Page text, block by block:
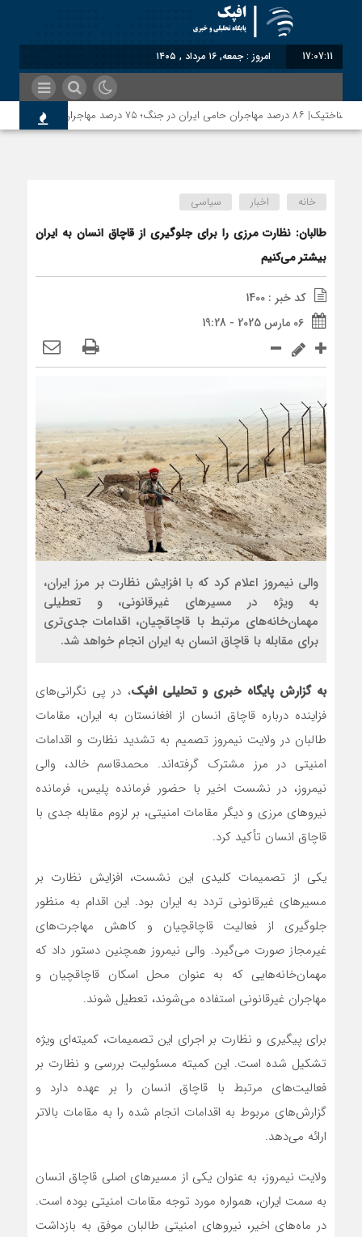
17:07:12 امروز : جمعه, ۱۶ مرداد , ۱۴۰۵
شناختیک| ۸۶ درصد مهاجران حامی ایران در جنگ؛ ۷۵ درصد مهاجران دولت چهاردهم را خیرخواه خود نمی‌دانند
خانه اخبار سیاسی
طالبان: نظارت مرزی را برای جلوگیری از قاچاق انسان به ایران
بیشتر می‌کنیم
کد خبر : 1400
06 مارس 2025 - 19:28
والی نیمروز اعلام کرد که با افزایش نظارت بر مرز ایران،
به ویژه در مسیرهای غیرقانونی، و تعطیلی
مهمان‌خانه‌های مرتبط با قاچاقچیان، اقدامات جدی‌تری
برای مقابله با قاچاق انسان به ایران انجام خواهد شد.
به گزارش پایگاه خبری و تحلیلی افپک، در پی نگرانی‌های
فزاینده درباره قاچاق انسان از افغانستان به ایران، مقامات
طالبان در ولایت نیمروز تصمیم به تشدید نظارت و اقدامات
امنیتی در مرز مشترک گرفته‌اند. محمدقاسم خالد، والی
نیمروز، در نشست اخیر با حضور فرمانده پلیس، فرمانده
نیروهای مرزی و دیگر مقامات امنیتی، بر لزوم مقابله جدی با
قاچاق انسان تأکید کرد.
یکی از تصمیمات کلیدی این نشست، افزایش نظارت بر
مسیرهای غیرقانونی تردد به ایران بود. این اقدام به منظور
جلوگیری از فعالیت قاچاقچیان و کاهش مهاجرت‌های
غیرمجاز صورت می‌گیرد. والی نیمروز همچنین دستور داد که
مهمان‌خانه‌هایی که به عنوان محل اسکان قاچاقچیان و
مهاجران غیرقانونی استفاده می‌شوند، تعطیل شوند.
برای پیگیری و نظارت بر اجرای این تصمیمات، کمیته‌ای ویژه
تشکیل شده است. این کمیته مسئولیت بررسی و نظارت بر
فعالیت‌های مرتبط با قاچاق انسان را بر عهده دارد و
گزارش‌های مربوط به اقدامات انجام شده را به مقامات بالاتر
ارائه می‌دهد.
ولایت نیمروز، به عنوان یکی از مسیرهای اصلی قاچاق انسان
به سمت ایران، همواره مورد توجه مقامات امنیتی بوده است.
در ماه‌های اخیر، نیروهای امنیتی طالبان موفق به بازداشت